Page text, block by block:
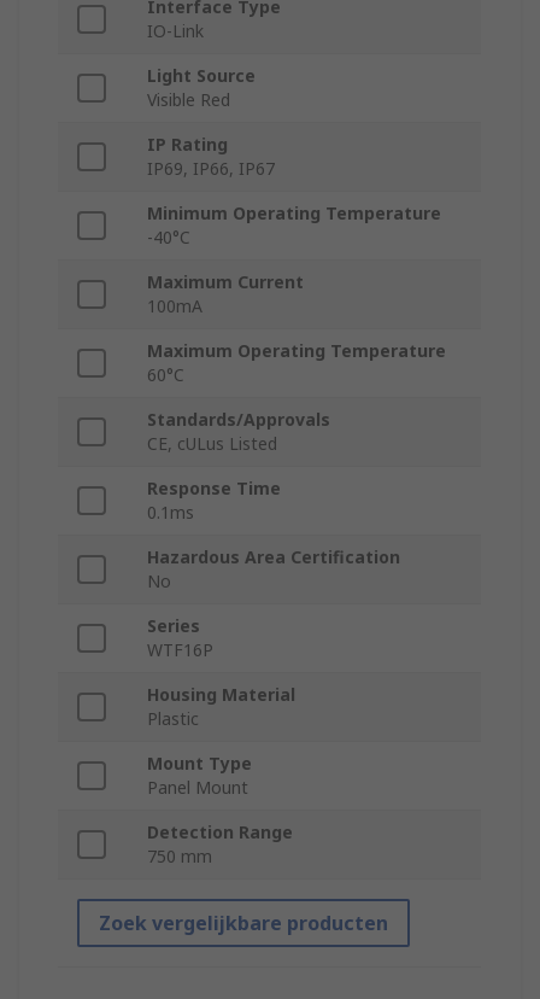
Interface Type
IO-Link
Light Source
Visible Red
IP Rating
IP69, IP66, IP67
Minimum Operating Temperature
-40°C
Maximum Current
100mA
Maximum Operating Temperature
60°C
Standards/Approvals
CE, cULus Listed
Response Time
0.1ms
Hazardous Area Certification
No
Series
WTF16P
Housing Material
Plastic
Mount Type
Panel Mount
Detection Range
750 mm
Zoek vergelijkbare producten